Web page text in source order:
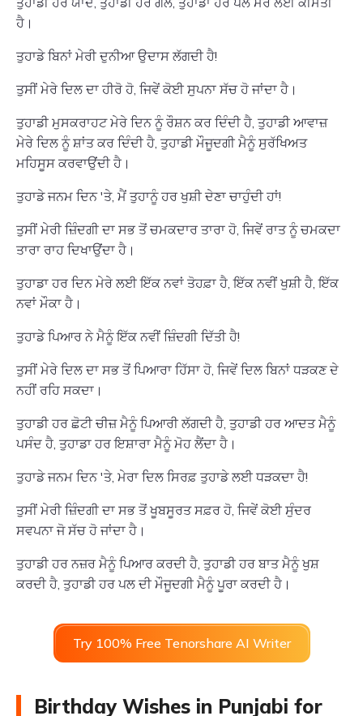
ਹੈ।
ਤੁਹਾਡੇ ਬਿਨਾਂ ਮੇਰੀ ਦੁਨੀਆ ਉਦਾਸ ਲੱਗਦੀ ਹੈ!
ਤੁਸੀਂ ਮੇਰੇ ਦਿਲ ਦਾ ਹੀਰੋ ਹੋ, ਜਿਵੇਂ ਕੋਈ ਸੁਪਨਾ ਸੱਚ ਹੋ ਜਾਂਦਾ ਹੈ।
ਤੁਹਾਡੀ ਮੁਸਕਰਾਹਟ ਮੇਰੇ ਦਿਨ ਨੂੰ ਰੌਸ਼ਨ ਕਰ ਦਿੰਦੀ ਹੈ, ਤੁਹਾਡੀ ਆਵਾਜ਼
ਮੇਰੇ ਦਿਲ ਨੂੰ ਸ਼ਾਂਤ ਕਰ ਦਿੰਦੀ ਹੈ, ਤੁਹਾਡੀ ਮੌਜੂਦਗੀ ਮੈਨੂੰ ਸੁਰੱਖਿਅਤ
ਮਹਿਸੂਸ ਕਰਵਾਉਂਦੀ ਹੈ।
ਤੁਹਾਡੇ ਜਨਮ ਦਿਨ 'ਤੇ, ਮੈਂ ਤੁਹਾਨੂੰ ਹਰ ਖੁਸ਼ੀ ਦੇਣਾ ਚਾਹੁੰਦੀ ਹਾਂ!
ਤੁਸੀਂ ਮੇਰੀ ਜ਼ਿੰਦਗੀ ਦਾ ਸਭ ਤੋਂ ਚਮਕਦਾਰ ਤਾਰਾ ਹੋ, ਜਿਵੇਂ ਰਾਤ ਨੂੰ ਚਮਕਦਾ
ਤਾਰਾ ਰਾਹ ਦਿਖਾਉਂਦਾ ਹੈ।
ਤੁਹਾਡਾ ਹਰ ਦਿਨ ਮੇਰੇ ਲਈ ਇੱਕ ਨਵਾਂ ਤੋਹਫ਼ਾ ਹੈ, ਇੱਕ ਨਵੀਂ ਖੁਸ਼ੀ ਹੈ, ਇੱਕ
ਨਵਾਂ ਮੌਕਾ ਹੈ।
ਤੁਹਾਡੇ ਪਿਆਰ ਨੇ ਮੈਨੂੰ ਇੱਕ ਨਵੀਂ ਜ਼ਿੰਦਗੀ ਦਿੱਤੀ ਹੈ!
ਤੁਸੀਂ ਮੇਰੇ ਦਿਲ ਦਾ ਸਭ ਤੋਂ ਪਿਆਰਾ ਹਿੱਸਾ ਹੋ, ਜਿਵੇਂ ਦਿਲ ਬਿਨਾਂ ਧੜਕਣ ਦੇ
ਨਹੀਂ ਰਹਿ ਸਕਦਾ।
ਤੁਹਾਡੀ ਹਰ ਛੋਟੀ ਚੀਜ਼ ਮੈਨੂੰ ਪਿਆਰੀ ਲੱਗਦੀ ਹੈ, ਤੁਹਾਡੀ ਹਰ ਆਦਤ ਮੈਨੂੰ
ਪਸੰਦ ਹੈ, ਤੁਹਾਡਾ ਹਰ ਇਸ਼ਾਰਾ ਮੈਨੂੰ ਮੋਹ ਲੈਂਦਾ ਹੈ।
ਤੁਹਾਡੇ ਜਨਮ ਦਿਨ 'ਤੇ, ਮੇਰਾ ਦਿਲ ਸਿਰਫ਼ ਤੁਹਾਡੇ ਲਈ ਧੜਕਦਾ ਹੈ!
ਤੁਸੀਂ ਮੇਰੀ ਜ਼ਿੰਦਗੀ ਦਾ ਸਭ ਤੋਂ ਖੂਬਸੂਰਤ ਸਫ਼ਰ ਹੋ, ਜਿਵੇਂ ਕੋਈ ਸੁੰਦਰ
ਸਵਪਨਾ ਜੋ ਸੱਚ ਹੋ ਜਾਂਦਾ ਹੈ।
ਤੁਹਾਡੀ ਹਰ ਨਜ਼ਰ ਮੈਨੂੰ ਪਿਆਰ ਕਰਦੀ ਹੈ, ਤੁਹਾਡੀ ਹਰ ਬਾਤ ਮੈਨੂੰ ਖੁਸ਼
ਕਰਦੀ ਹੈ, ਤੁਹਾਡੀ ਹਰ ਪਲ ਦੀ ਮੌਜੂਦਗੀ ਮੈਨੂੰ ਪੂਰਾ ਕਰਦੀ ਹੈ।
Try 100% Free Tenorshare AI Writer
Birthday Wishes in Punjabi for